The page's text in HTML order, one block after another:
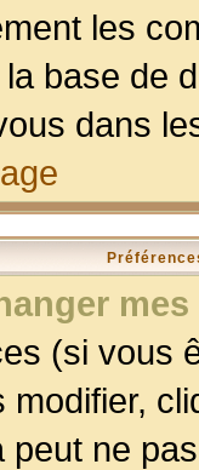
les
base de
dans
(si vous
modifier,
peut ne